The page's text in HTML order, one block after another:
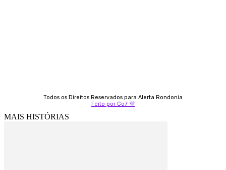
Todos os Direitos Reservados para Alerta Rondonia
Feito por Go7 💜
MAIS HISTÓRIAS